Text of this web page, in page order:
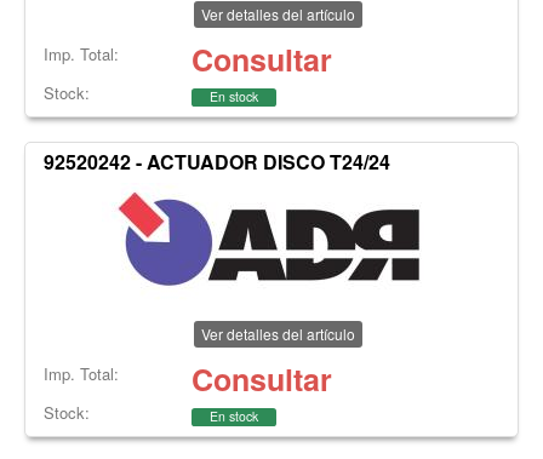
Ver detalles del artículo
Imp. Total: Consultar
Stock: En stock
92520242 - ACTUADOR DISCO T24/24
Ver detalles del artículo
Imp. Total: Consultar
Stock: En stock